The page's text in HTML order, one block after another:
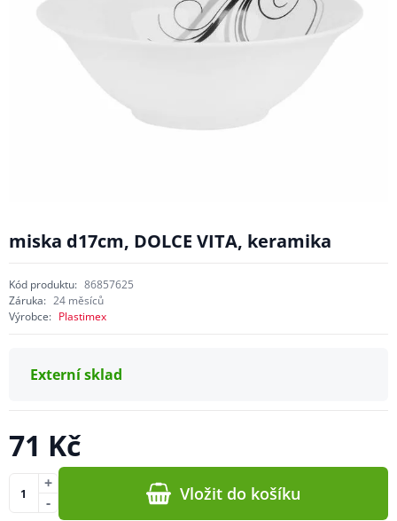
miska d17cm, DOLCE VITA, keramika
Kód produktu: 86857625
Záruka: 24 měsíců
Výrobce: Plastimex
Externí sklad
71 Kč
-
+ Vložit do košíku